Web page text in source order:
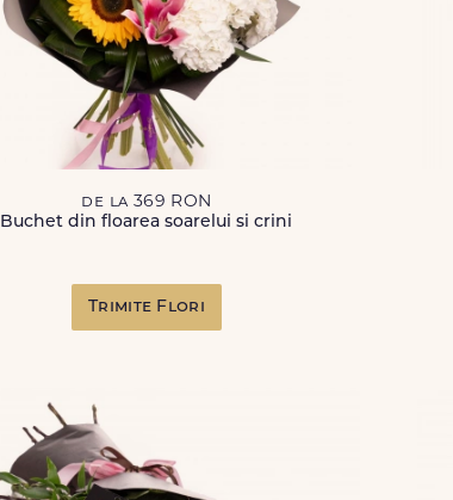
de la 369 RON
Buchet din floarea soarelui si crini
Trimite Flori